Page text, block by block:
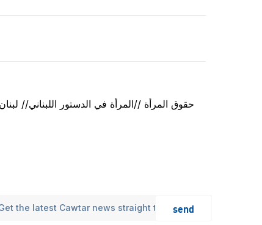
​حقوق المرأة //المرأة في الدستور اللبناني//
send